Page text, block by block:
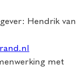
Hendrik van
met